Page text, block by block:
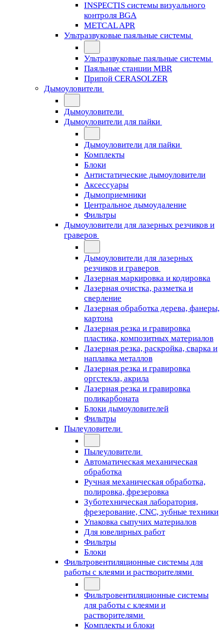
INSPECTIS системы визуального
контроля BGA
METCAL APR
Ультразвуковые паяльные системы
Ультразвуковые паяльные системы
Паяльные станции MBR
Припой CERASOLZER
Дымоуловители
Дымоуловители
Дымоуловители для пайки
Дымоуловители для пайки
Комплекты
Блоки
Антистатические дымоуловители
Аксессуары
Дымоприемники
Центральное дымоудаление
Фильтры
Дымоуловители для лазерных резчиков и
граверов
Дымоуловители для лазерных
резчиков и граверов
Лазерная маркировка и кодировка
Лазерная очистка, разметка и
сверление
Лазерная обработка дерева, фанеры,
картона
Лазерная резка и гравировка
пластика, композитных материалов
Лазерная резка, раскройка, сварка и
наплавка металлов
Лазерная резка и гравировка
оргстекла, акрила
Лазерная резка и гравировка
поликарбоната
Блоки дымоуловителей
Фильтры
Пылеуловители
Пылеуловители
Автоматическая механическая
обработка
Ручная механическая обработка,
полировка, фрезеровка
Зуботехническая лаборатория,
фрезерование, CNC, зубные техники
Упаковка сыпучих материалов
Для ювелирных работ
Фильтры
Блоки
Фильтровентиляционные системы для
работы с клеями и растворителями
Фильтровентиляционные системы
для работы с клеями и
растворителями
Комплекты и блоки